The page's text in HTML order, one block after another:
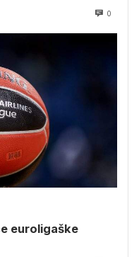
0
euroligaške